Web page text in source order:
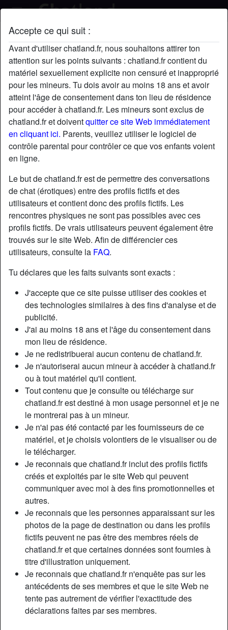
Accepte ce qui suit :
Avant d'utiliser chatland.fr, nous souhaitons attirer ton
attention sur les points suivants : chatland.fr contient du
matériel sexuellement explicite non censuré et inapproprié
pour les mineurs. Tu dois avoir au moins 18 ans et avoir
atteint l'âge de consentement dans ton lieu de résidence
pour accéder à chatland.fr. Les mineurs sont exclus de
chatland.fr et doiventquitter ce site Web immédiatement
en cliquant ici. Parents, veuillez utiliser le logiciel de
contrôle parental pour contrôler ce que vos enfants voient
en ligne.
Le but de chatland.fr est de permettre des conversations
de chat (érotiques) entre des profils fictifs et des
utilisateurs et contient donc des profils fictifs. Les
rencontres physiques ne sont pas possibles avec ces
profils fictifs. De vrais utilisateurs peuvent également être
trouvés sur le site Web. Afin de différencier ces
utilisateurs, consulte la FAQ.
Tu déclares que les faits suivants sont exacts :
J'accepte que ce site puisse utiliser des cookies et
des technologies similaires à des fins d'analyse et de
publicité.
J'ai au moins 18 ans et l'âge du consentement dans
mon lieu de résidence.
Je ne redistribuerai aucun contenu de chatland.fr.
Je n'autoriserai aucun mineur à accéder à chatland.fr
ou à tout matériel qu'il contient.
Tout contenu que je consulte ou télécharge sur
chatland.fr est destiné à mon usage personnel et je ne
le montrerai pas à un mineur.
Je n'ai pas été contacté par les fournisseurs de ce
matériel, et je choisis volontiers de le visualiser ou de
le télécharger.
Je reconnais que chatland.fr inclut des profils fictifs
créés et exploités par le site Web qui peuvent
communiquer avec moi à des fins promotionnelles et
autres.
Je reconnais que les personnes apparaissant sur les
photos de la page de destination ou dans les profils
fictifs peuvent ne pas être des membres réels de
chatland.fr et que certaines données sont fournies à
titre d'illustration uniquement.
Je reconnais que chatland.fr n'enquête pas sur les
antécédents de ses membres et que le site Web ne
tente pas autrement de vérifier l'exactitude des
déclarations faites par ses membres.
PascaleCummings's profil
radio_button_checked
starAjouter chatDiscuter !
Nickname:
PascaleCummings
Âge:
Pays:
France
Département:
Nord
Sexe:
Femme
Sexualité:
Hétéro
Relation:
Célibataire
Couleur des cheveux:
Foncé
Couleur des yeux:
Brun
Taille:
170 cm